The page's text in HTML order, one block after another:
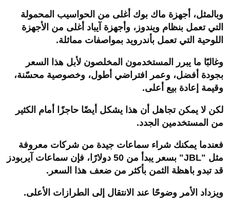
وبالمثل، أجهزة ماك بوك أغلى من الحواسيب المحمولة
التي تعمل بنظام ويندوز، وأجهزة آيباد أغلى من الأجهزة
اللوحية التي تعمل بأندرويد بمواصفات مماثلة.
وغالبًا ما يبرر المستخدمون المخلصون لأبل هذا السعر
بجودة أفضل، وعمر افتراضي أطول، وخصوصية محسّنة،
وقيمة إعادة بيع أعلى.
لكن لا يمكن تجاهل أن هذا يشكل أيضًا حاجزًا أمام الكثير
من المستخدمين الجدد.
فعندما يمكنك شراء سماعات جيدة من شركات معروفة
مثل "JBL
" بسعر يبدأ من 50 دولارًا، فإن سماعات آيربودز
قد تبدو باهظة الثمن بأكثر من ضعف هذا السعر.
ويزداد الأمر وضوحًا عند الانتقال إلى الطرازات الأعلى.